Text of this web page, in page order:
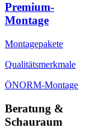
Premium-
Montage
Montagepakete
Qualitätsmerkmale
ÖNORM-Montage
Beratung &
Schauraum